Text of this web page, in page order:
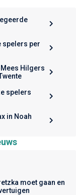
spelers per
Hilgers
spelers
in Noah
moet gaan en